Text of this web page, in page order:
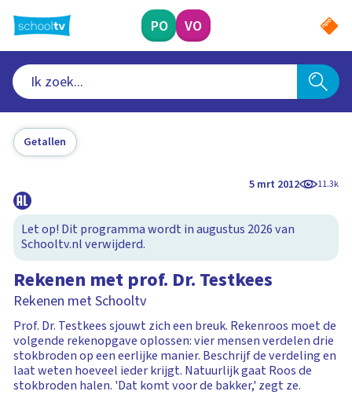
naar
hoofdinhoud
PO VO
Getallen
5 mrt 2012 11.3k
Let op! Dit programma wordt in augustus 2026 van
Schooltv.nl verwijderd.
Rekenen met prof. Dr. Testkees
Rekenen met Schooltv
Prof. Dr. Testkees sjouwt zich een breuk. Rekenroos moet de
volgende rekenopgave oplossen: vier mensen verdelen drie
stokbroden op een eerlijke manier. Beschrijf de verdeling en
laat weten hoeveel ieder krijgt. Natuurlijk gaat Roos de
stokbroden halen. 'Dat komt voor de bakker,' zegt ze.